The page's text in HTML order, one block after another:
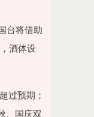
台将借助
酒体设
过预期；
、国庆双